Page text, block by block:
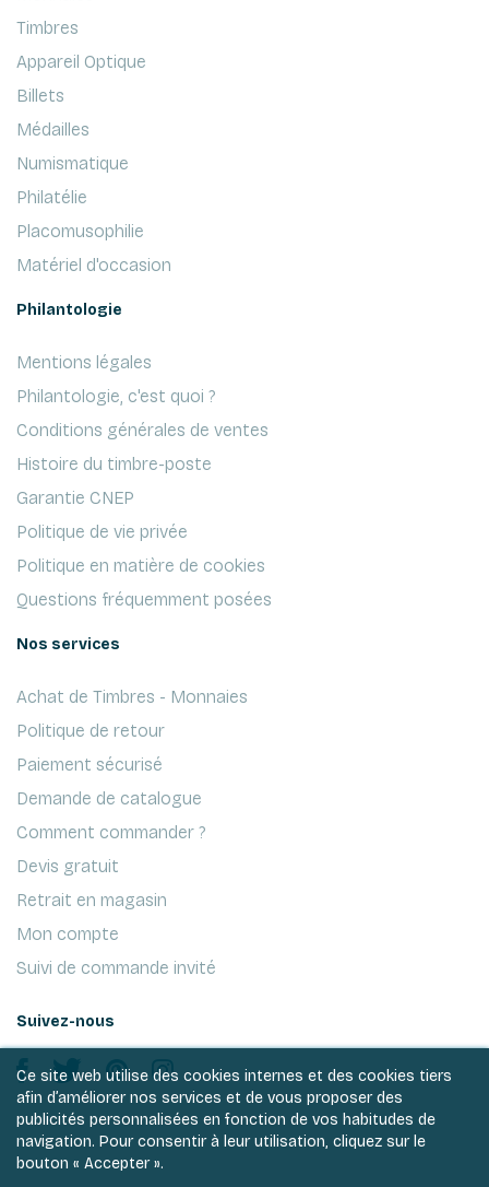
Timbres
Appareil Optique
Billets
Médailles
Numismatique
Philatélie
Placomusophilie
Matériel d'occasion
Philantologie
Mentions légales
Philantologie, c'est quoi ?
Conditions générales de ventes
Histoire du timbre-poste
Garantie CNEP
Politique de vie privée
Politique en matière de cookies
Questions fréquemment posées
Nos services
Achat de Timbres - Monnaies
Politique de retour
Paiement sécurisé
Demande de catalogue
Comment commander ?
Devis gratuit
Retrait en magasin
Mon compte
Suivi de commande invité
Suivez-nous
Ce site web utilise des cookies internes et des cookies tiers
afin d’améliorer nos services et de vous proposer des
publicités personnalisées en fonction de vos habitudes de
navigation. Pour consentir à leur utilisation, cliquez sur le
bouton « Accepter ».